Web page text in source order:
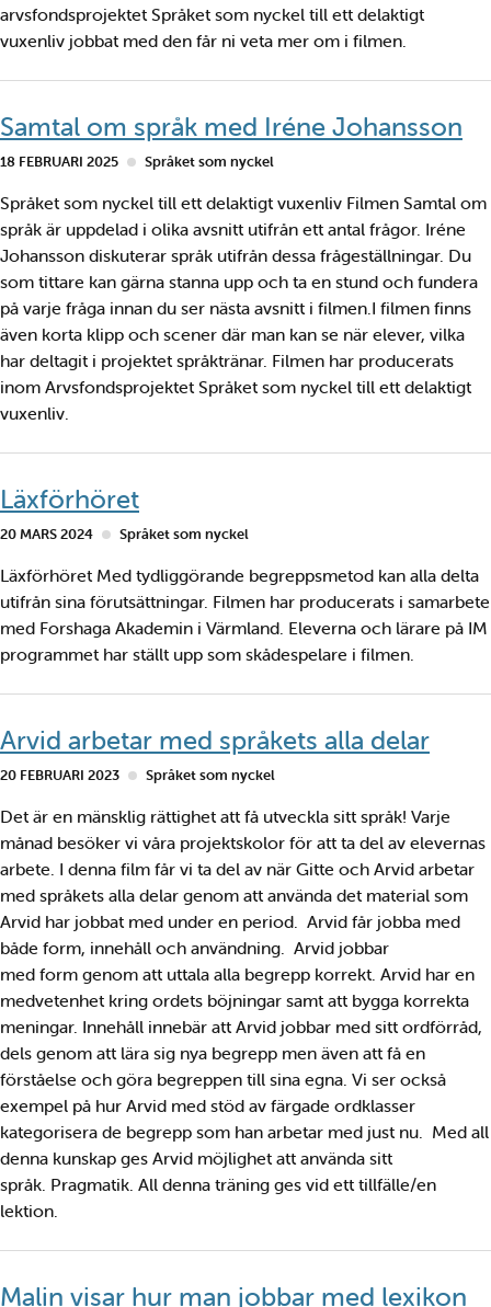
arvsfondsprojektet Språket som nyckel till ett delaktigt
vuxenliv jobbat med den får ni veta mer om i filmen.
Samtal om språk med Iréne Johansson
18 FEBRUARI 2025 Språket som nyckel
Språket som nyckel till ett delaktigt vuxenliv Filmen Samtal om
språk är uppdelad i olika avsnitt utifrån ett antal frågor. Iréne
Johansson diskuterar språk utifrån dessa frågeställningar. Du
som tittare kan gärna stanna upp och ta en stund och fundera
på varje fråga innan du ser nästa avsnitt i filmen.I filmen finns
även korta klipp och scener där man kan se när elever, vilka
har deltagit i projektet språktränar. Filmen har producerats
inom Arvsfondsprojektet Språket som nyckel till ett delaktigt
vuxenliv.
Läxförhöret
20 MARS 2024 Språket som nyckel
Läxförhöret Med tydliggörande begreppsmetod kan alla delta
utifrån sina förutsättningar. Filmen har producerats i samarbete
med Forshaga Akademin i Värmland. Eleverna och lärare på IM
programmet har ställt upp som skådespelare i filmen.
Arvid arbetar med språkets alla delar
20 FEBRUARI 2023 Språket som nyckel
Det är en mänsklig rättighet att få utveckla sitt språk! Varje
månad besöker vi våra projektskolor för att ta del av elevernas
arbete. I denna film får vi ta del av när Gitte och Arvid arbetar
med språkets alla delar genom att använda det material som
Arvid har jobbat med under en period. Arvid får jobba med
både form, innehåll och användning. Arvid jobbar
med form genom att uttala alla begrepp korrekt. Arvid har en
medvetenhet kring ordets böjningar samt att bygga korrekta
meningar. Innehåll innebär att Arvid jobbar med sitt ordförråd,
dels genom att lära sig nya begrepp men även att få en
förståelse och göra begreppen till sina egna. Vi ser också
exempel på hur Arvid med stöd av färgade ordklasser
kategorisera de begrepp som han arbetar med just nu. Med all
denna kunskap ges Arvid möjlighet att använda sitt
språk. Pragmatik. All denna träning ges vid ett tillfälle/en
lektion.
Malin visar hur man jobbar med lexikon